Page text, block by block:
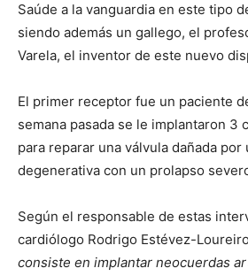
Saúde a la vanguardia en este tipo
siendo además un gallego, el
Varela, el inventor de este nuevo
El primer receptor fue un paciente
semana pasada se le implantaron 3
para reparar una válvula dañada por
degenerativa con un prolapso
Según el responsable de estas
cardiólogo Rodrigo Estévez-
consiste en implantar neocuerdas